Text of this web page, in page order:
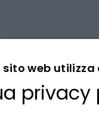
LA BANCA
sito web utilizza